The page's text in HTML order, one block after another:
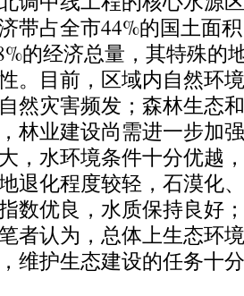
带占全市44%的国土面
的经济总量，其特殊的
。目前，区域内自然环
然灾害频发；森林生态
林业建设尚需进一步加
，水环境条件十分优越
退化程度较轻，石漠化
数优良，水质保持良好
者认为，总体上生态环
维护生态建设的任务十